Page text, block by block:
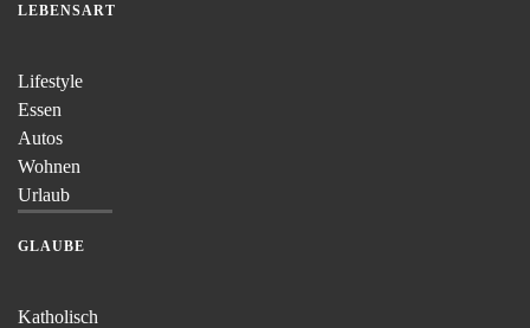
LEBENSART
Lifestyle
Essen
Autos
Wohnen
Urlaub
GLAUBE
Katholisch